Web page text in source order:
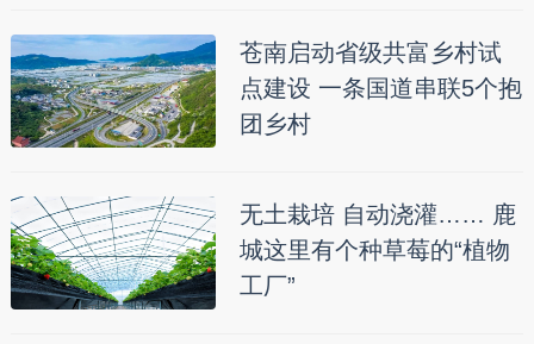
苍南启动省级共富乡村试
点建设 一条国道串联5个抱
团乡村
无土栽培 自动浇灌…… 鹿
城这里有个种草莓的“植物
工厂”